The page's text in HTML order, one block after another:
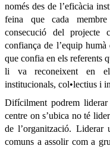
només des de l’eficàcia
feina que cada
consecució del projecte
confiança de l’equip
que confia en els referents
li va reconeixent en el
institucionals, col•lectius i
Difícilment podrem
centre on s’ubica no té
de l’organització. Liderar
comuns a assolir com a